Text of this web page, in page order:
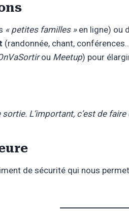
« petites familles »en ligne) ou
(randonnée, chant,
ou Meetup) pour
L’important, c’est de
de sécurité qui nous